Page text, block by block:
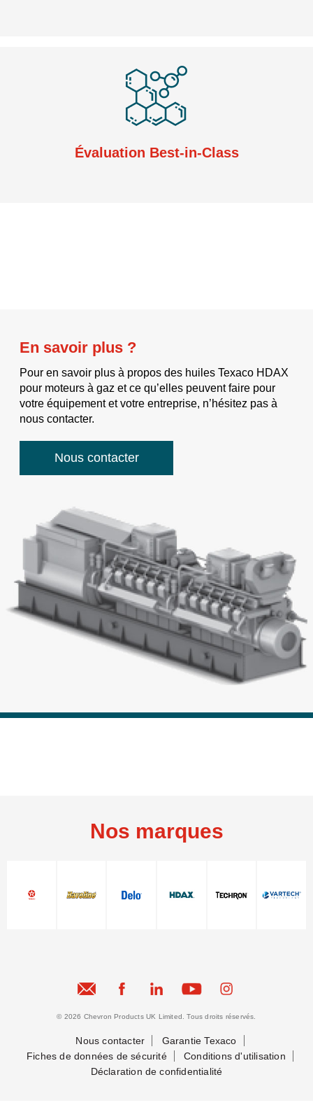
Évaluation Best-in-Class
En savoir plus ?
Pour en savoir plus à propos des huiles Texaco HDAX
pour moteurs à gaz et ce qu’elles peuvent faire pour
votre équipement et votre entreprise, n’hésitez pas à
nous contacter.
Nous contacter
Nos marques
© 2026 Chevron Products UK Limited. Tous droits réservés.
Nous contacter
Garantie Texaco
Fiches de données de sécurité
Conditions d'utilisation
Déclaration de confidentialité